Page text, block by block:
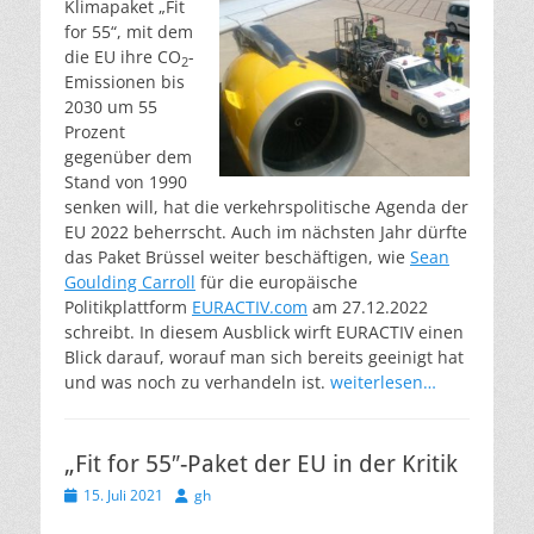
Klimapaket „Fit
for 55“, mit dem
die EU ihre CO2-
Emissionen bis
2030 um 55
Prozent
gegenüber dem
Stand von 1990
senken will, hat die verkehrspolitische Agenda der
EU 2022 beherrscht. Auch im nächsten Jahr dürfte
das Paket Brüssel weiter beschäftigen, wie Sean
Goulding Carroll für die europäische
Politikplattform EURACTIV.com am 27.12.2022
schreibt. In diesem Ausblick wirft EURACTIV einen
Blick darauf, worauf man sich bereits geeinigt hat
und was noch zu verhandeln ist. weiterlesen…
„Fit for 55″-Paket der EU in der Kritik
Veröffentlicht
15. Juli 2021 Autor
gh